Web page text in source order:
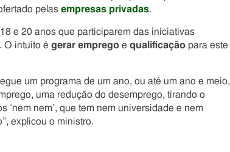
pelas empresas privadas.
e 20 anos que participarem das iniciativas
O intuito é gerar emprego e qualificação para este
um programa de um ano, ou até um ano e meio,
uma redução do desemprego, tirando o
‘nem nem’, que tem nem universidade e nem
explicou o ministro.